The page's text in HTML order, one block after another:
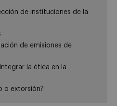
de instituciones de la
de emisiones de
la ética en la
o extorsión?